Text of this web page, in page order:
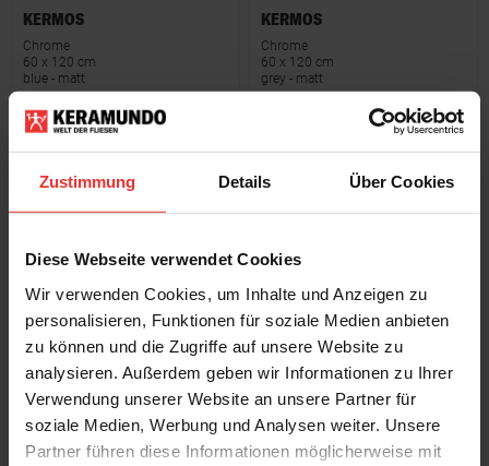
Zustimmung Details Über Cookies
Diese Webseite verwendet Cookies
Wir verwenden Cookies, um Inhalte und Anzeigen zu
personalisieren, Funktionen für soziale Medien anbieten
zu können und die Zugriffe auf unsere Website zu
analysieren. Außerdem geben wir Informationen zu Ihrer
Verwendung unserer Website an unsere Partner für
soziale Medien, Werbung und Analysen weiter. Unsere
Partner führen diese Informationen möglicherweise mit
KERMOS
Chrome
60 x 120 cm
blue - matt
KERMOS
Chrome
60 x 120 cm
grey - matt
60 x 120 cm
white - matt
60 x 60 cm
brown - matt